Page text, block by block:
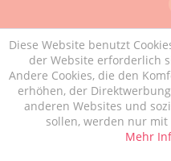
Diese Website benutzt
der Website erforderlich
Andere Cookies, die den
erhöhen, der
anderen Websites und
sollen, werden nur
Mehr